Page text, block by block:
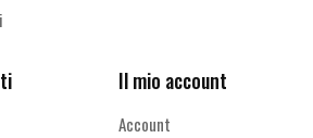
Il mio account
Account